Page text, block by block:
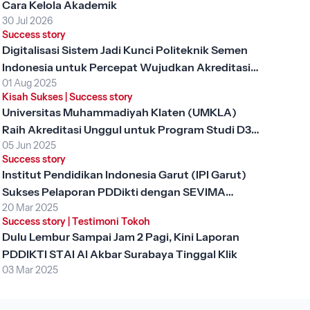
Cara Kelola Akademik
30 Jul 2026
Success story
Digitalisasi Sistem Jadi Kunci Politeknik Semen
Indonesia untuk Percepat Wujudkan Akreditasi
Unggul
01 Aug 2025
Kisah Sukses| Success story
Universitas Muhammadiyah Klaten (UMKLA)
Raih Akreditasi Unggul untuk Program Studi D3
Keperawatan dengan SEVIMA Platform
05 Jun 2025
Success story
Institut Pendidikan Indonesia Garut (IPI Garut)
Sukses Pelaporan PDDikti dengan SEVIMA
Platform
20 Mar 2025
Success story| Testimoni Tokoh
Dulu Lembur Sampai Jam 2 Pagi, Kini Laporan
PDDIKTI STAI Al Akbar Surabaya Tinggal Klik
03 Mar 2025